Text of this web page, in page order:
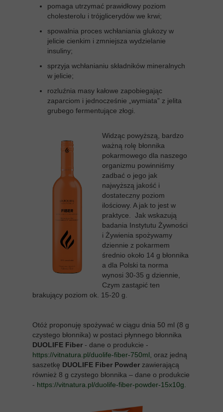
pomaga utrzymać prawidłowy poziom
cholesterolu i trójglicerydów we krwi;
spowalnia proces wchłaniania glukozy w
jelicie cienkim i zmniejsza wydzielanie
insuliny;
sprzyja wchłanianiu składników mineralnych
w jelicie;
rozluźnia masy kałowe zapobiegając
zaparciom i jednocześnie „wymiata” z jelita
grubego fermentujące złogi.
Widząc powyższą, bardzo
ważną rolę błonnika
pokarmowego dla naszego
organizmu powinniśmy
zadbać o jego jak
najwyższą jakość i
dostateczny poziom
ilościowy. A jak to jest w
praktyce. Jak wskazują
badania Instytutu Żywności
i Żywienia spożywamy
dziennie z pokarmem
średnio około 14 g błonnika
a dla Polski ta norma
wynosi 30-35 g dziennie,
Czym zastąpić ten
brakujący poziom ok. 15-20 g.
Otóż proponuję spożywać w ciągu dnia 50 ml (8 g
czystego błonnika) w postaci płynnego błonnika
DUOLIFE Fiber - dane o produkcie -
https://vitnatura.pl/duolife-fiber-750ml, oraz jedną
saszetkę DUOLIFE Fiber Powder zawierającą
również 8 g czystego błonnika – dane o produkcie
- https://vitnatura.pl/duolife-fiber-powder-15x10g